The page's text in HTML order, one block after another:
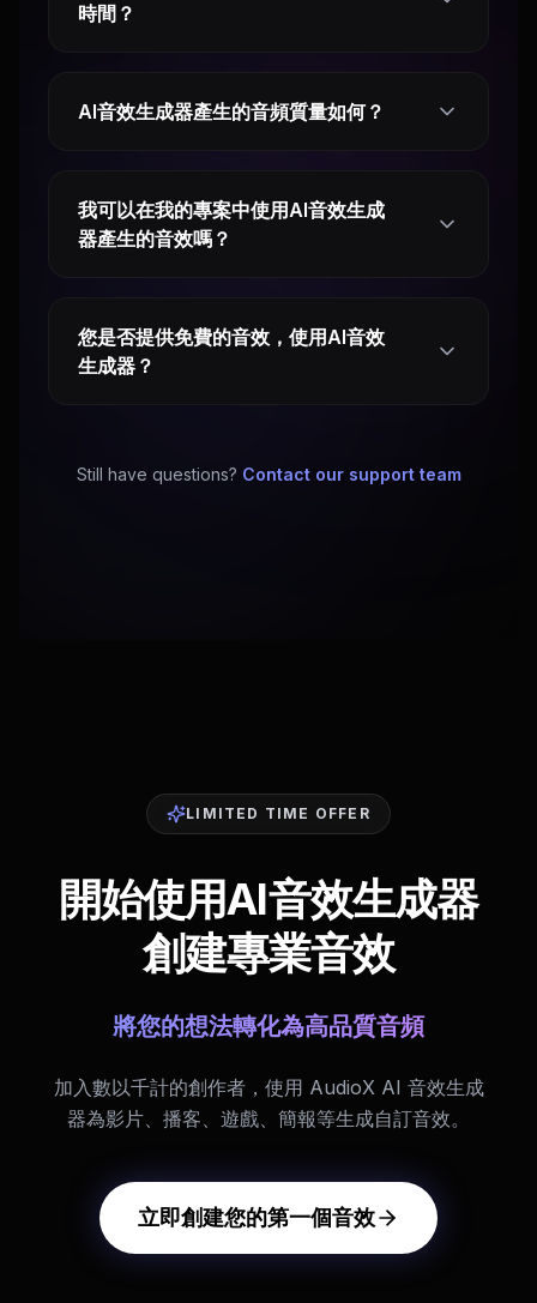
時間？
AI音效生成器產生的音頻質量如何？
我可以在我的專案中使用AI音效生成
器產生的音效嗎？
您是否提供免費的音效，使用AI音效
生成器？
Still have questions? Contact our support team
LIMITED TIME OFFER
開始使用AI音效生成器
創建專業音效
將您的想法轉化為高品質音頻
加入數以千計的創作者，使用 AudioX AI 音效生成
器為影片、播客、遊戲、簡報等生成自訂音效。
立即創建您的第一個音效